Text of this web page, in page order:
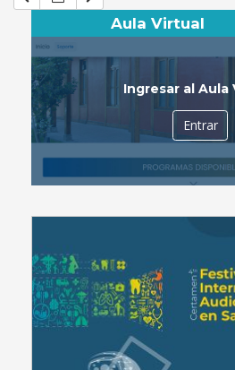
Aula Virtual
Ingresar al Aula
Entrar